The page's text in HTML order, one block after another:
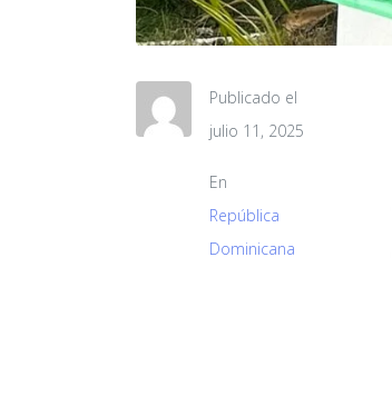
Publicado el
julio 11, 2025
En
República
Dominicana